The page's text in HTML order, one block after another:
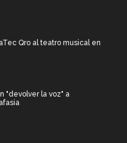
Qro al teatro musical en
"devolver la voz" a